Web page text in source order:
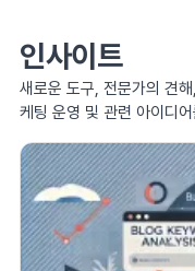
인사이트
새로운 도구, 전문가의 견
케팅 운영 및 관련 아이디